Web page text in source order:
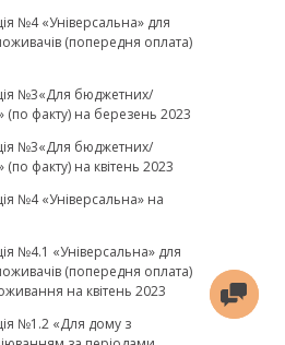
№4 «Універсальна» для
(попередня оплата)
№3«Для бюджетних/
(по факту) на березень 2023
№3«Для бюджетних/
факту) на квітень 2023
№4 «Універсальна» на
№4.1 «Універсальна» для
(попередня оплата)
на квітень 2023
№1.2 «Для дому з